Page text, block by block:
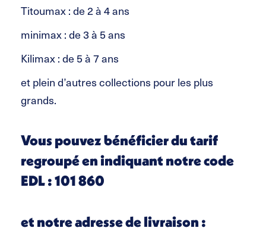
Titoumax : de 2 à 4 ans
minimax : de 3 à 5 ans
Kilimax : de 5 à 7 ans
et plein d’autres collections pour les plus
grands.
Vous pouvez bénéficier du tarif
regroupé en indiquant notre code
EDL : 101 860
et notre adresse de livraison :